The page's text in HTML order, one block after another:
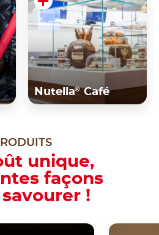
Nutella® Café
unique,
façons
!